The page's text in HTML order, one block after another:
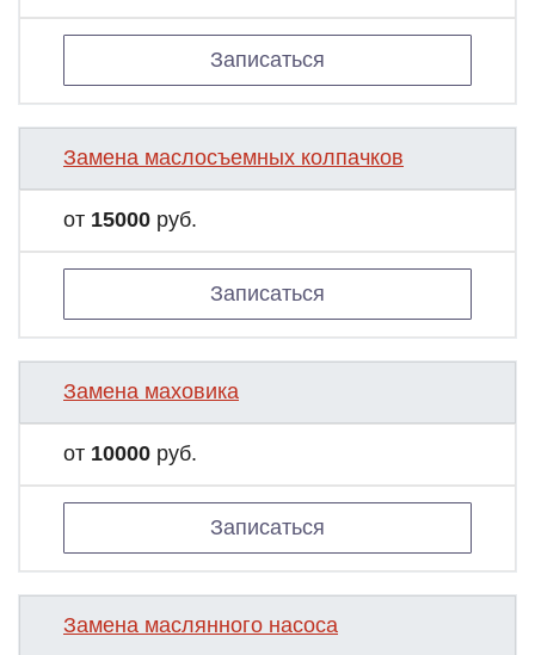
Записаться
Замена маслосъемных колпачков
от 15000 руб.
Записаться
Замена маховика
от 10000 руб.
Записаться
Замена маслянного насоса